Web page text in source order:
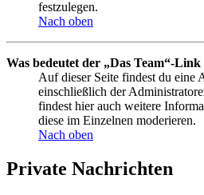
festzulegen.
Nach oben
Was bedeutet der „Das Team“-
Auf dieser Seite findest du eine
einschließlich der
findest hier auch weitere
diese im Einzelnen moderieren.
Nach oben
Private Nachrichten